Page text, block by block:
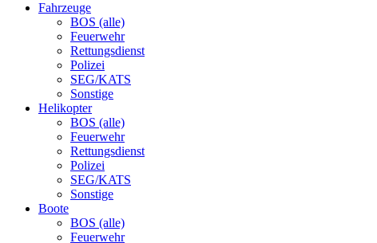
Fahrzeuge
BOS (alle)
Feuerwehr
Rettungsdienst
Polizei
SEG/KATS
Sonstige
Helikopter
BOS (alle)
Feuerwehr
Rettungsdienst
Polizei
SEG/KATS
Sonstige
Boote
BOS (alle)
Feuerwehr